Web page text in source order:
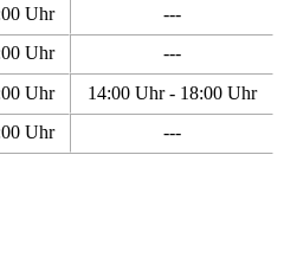
Uhr
---
Uhr
---
Uhr
14:00 Uhr - 18:00 Uhr
Uhr
---